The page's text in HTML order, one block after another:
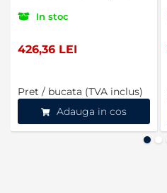
In stoc
426,36 LEI
Pret / bucata (TVA inclus)
Adauga in cos